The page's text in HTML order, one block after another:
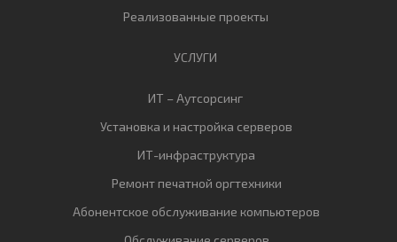
Реализованные проекты
УСЛУГИ
ИТ – Аутсорсинг
Установка и настройка серверов
ИТ-инфраструктура
Ремонт печатной оргтехники
Абонентское обслуживание компьютеров